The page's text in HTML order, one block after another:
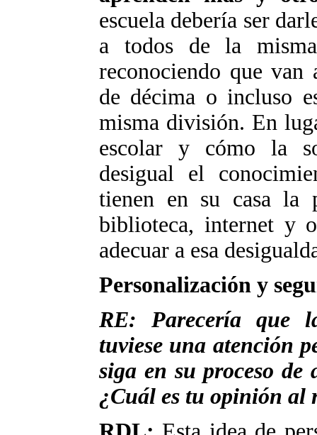
escuela debería ser
a todos de la
reconociendo que van
de décima o incluso
misma división. En
escolar y cómo la
desigual el
tienen en su casa la
biblioteca, internet y
adecuar a esa
Personalización y
RE: Parecería que
tuviese una atención
siga en su proceso de
¿Cuál es tu opinión al